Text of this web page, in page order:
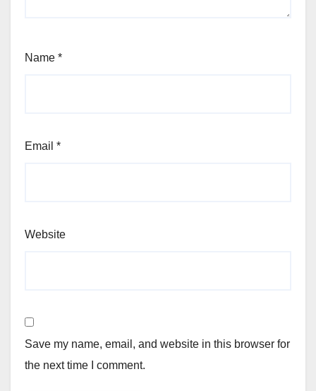
Name *
Email *
Website
Save my name, email, and website in this browser for
the next time I comment.